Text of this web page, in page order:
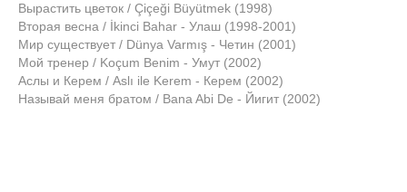
Вырастить цветок / Çiçeği Büyütmek (1998)
Вторая весна / İkinci Bahar - Улаш (1998-2001)
Мир существует / Dünya Varmış - Четин (2001)
Мой тренер / Koçum Benim - Умут (2002)
Аслы и Керем / Aslı ile Kerem - Керем (2002)
Называй меня братом / Bana Abi De - Йигит (2002)